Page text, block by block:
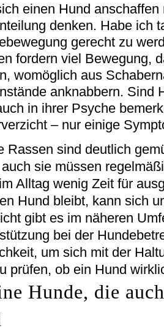
einen Hund
denken. Habe ich
gerecht zu
fordern viel Bewegung,
womöglich aus
anknabbern. Sind
in ihrer Psyche
– nur einige
Rassen sind deutlich
sie müssen
Alltag wenig Zeit für
Hund bleibt, kann sich
gibt es im näheren
bei der
um sich mit der
prüfen, ob ein Hund
Hunde, die